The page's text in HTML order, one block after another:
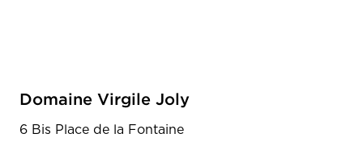
Domaine Virgile Joly
6 Bis Place de la Fontaine